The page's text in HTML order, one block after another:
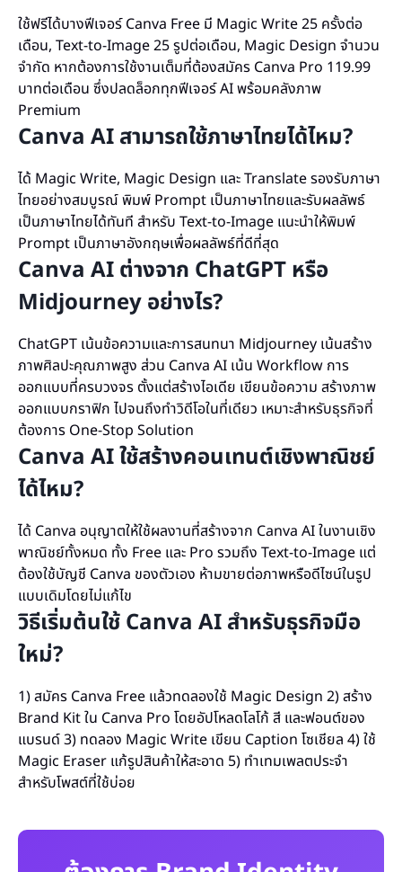
ใช้ฟรีได้บางฟีเจอร์ Canva Free มี Magic Write 25 ครั้งต่อ
เดือน, Text-to-Image 25 รูปต่อเดือน, Magic Design จำนวน
จำกัด หากต้องการใช้งานเต็มที่ต้องสมัคร Canva Pro 119.99
บาทต่อเดือน ซึ่งปลดล็อกทุกฟีเจอร์ AI พร้อมคลังภาพ
Premium
Canva AI สามารถใช้ภาษาไทยได้ไหม?
ได้ Magic Write, Magic Design และ Translate รองรับภาษา
ไทยอย่างสมบูรณ์ พิมพ์ Prompt เป็นภาษาไทยและรับผลลัพธ์
เป็นภาษาไทยได้ทันที สำหรับ Text-to-Image แนะนำให้พิมพ์
Prompt เป็นภาษาอังกฤษเพื่อผลลัพธ์ที่ดีที่สุด
Canva AI ต่างจาก ChatGPT หรือ
Midjourney อย่างไร?
ChatGPT เน้นข้อความและการสนทนา Midjourney เน้นสร้าง
ภาพศิลปะคุณภาพสูง ส่วน Canva AI เน้น Workflow การ
ออกแบบที่ครบวงจร ตั้งแต่สร้างไอเดีย เขียนข้อความ สร้างภาพ
ออกแบบกราฟิก ไปจนถึงทำวิดีโอในที่เดียว เหมาะสำหรับธุรกิจที่
ต้องการ One-Stop Solution
Canva AI ใช้สร้างคอนเทนต์เชิงพาณิชย์
ได้ไหม?
ได้ Canva อนุญาตให้ใช้ผลงานที่สร้างจาก Canva AI ในงานเชิง
พาณิชย์ทั้งหมด ทั้ง Free และ Pro รวมถึง Text-to-Image แต่
ต้องใช้บัญชี Canva ของตัวเอง ห้ามขายต่อภาพหรือดีไซน์ในรูป
แบบเดิมโดยไม่แก้ไข
วิธีเริ่มต้นใช้ Canva AI สำหรับธุรกิจมือ
ใหม่?
1) สมัคร Canva Free แล้วทดลองใช้ Magic Design 2) สร้าง
Brand Kit ใน Canva Pro โดยอัปโหลดโลโก้ สี และฟอนต์ของ
แบรนด์ 3) ทดลอง Magic Write เขียน Caption โซเชียล 4) ใช้
Magic Eraser แก้รูปสินค้าให้สะอาด 5) ทำเทมเพลตประจำ
สำหรับโพสต์ที่ใช้บ่อย